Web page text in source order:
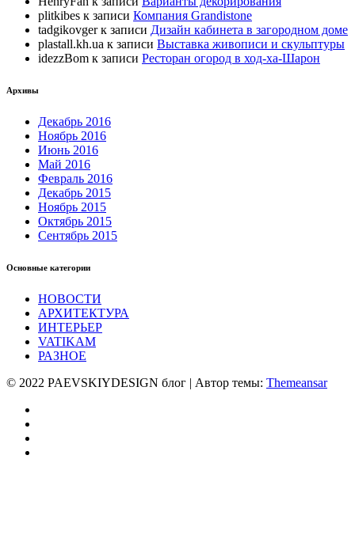
plitkibes к записи Компания Grandistone
tadgikovgerк записи Дизайн кабинета в загородном доме
plastall.kh.ua к записи Выставка живописи и скульптуры
idezzBom к записи Ресторан огород в ход-ха-Шарон
Архивы
Декабрь 2016
Ноябрь 2016
Июнь 2016
Май 2016
Февраль 2016
Декабрь 2015
Ноябрь 2015
Октябрь 2015
Сентябрь 2015
Основные категории
НОВОСТИ
АРХИТЕКТУРА
ИНТЕРЬЕР
VATIKAM
РАЗНОЕ
© 2022 PAEVSKIYDESIGN блог | Автор темы: Themeansar